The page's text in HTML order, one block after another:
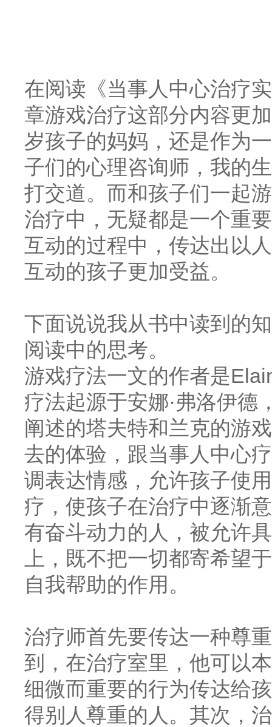
在阅读《当事人中心治疗
章游戏治疗这部分内容更
岁孩子的妈妈，还是作为
子们的心理咨询师，我的
打交道。而和孩子们一起
治疗中，无疑都是一个重
互动的过程中，传达出以
互动的孩子更加受益。
下面说说我从书中读到的
阅读中的思考。
游戏疗法一文的作者是
疗法起源于安娜·弗洛伊德
阐述的塔夫特和兰克的游
去的体验，跟当事人中心
调表达情感，允许孩子使
疗，使孩子在治疗中逐渐
有奋斗动力的人，被允许
上，既不把一切都寄希望
自我帮助的作用。
治疗师首先要传达一种尊
到，在治疗室里，他可以
细微而重要的行为传达给
得别人尊重的人。其次，